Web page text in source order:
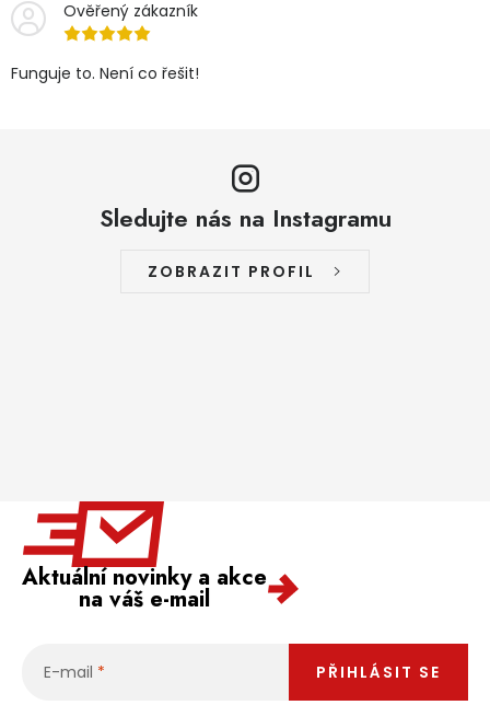
Ověřený zákazník
Funguje to. Není co řešit!
Sledujte nás na Instagramu
ZOBRAZIT PROFIL
Aktuální novinky a akce
na váš e-mail
E-mail PŘIHLÁSIT SE